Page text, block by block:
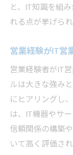
と、IT知識を組
れる点が挙げられ
営業経験がIT営
営業経験者がIT
ルは大きな強み
にヒアリングし
は、IT機器やサ
信頼関係の構築
いて高く評価され